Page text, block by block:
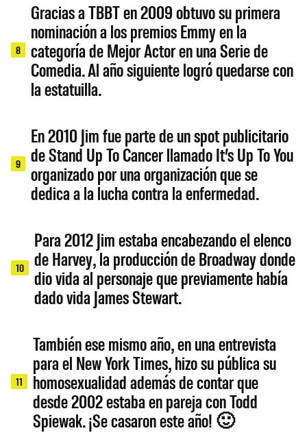
8
Gracias a TBBT en 2009 obtuvo su primera
nominación a los premios Emmy en la
categoría de Mejor Actor en una Serie de
Comedia. Al año siguiente logró quedarse con
la estatuilla.
9
En 2010 Jim fue parte de un spot publicitario
de Stand Up To Cancer llamado It’s Up To You
organizado por una organización que se
dedica a la lucha contra la enfermedad.
10
Para 2012 Jim estaba encabezando el elenco
de Harvey, la producción de Broadway donde
dio vida al personaje que previamente había
dado vida James Stewart.
11
También ese mismo año, en una entrevista
para el New York Times, hizo su pública su
homosexualidad además de contar que
desde 2002 estaba en pareja con Todd
Spiewak. ¡Se casaron este año! 🙂